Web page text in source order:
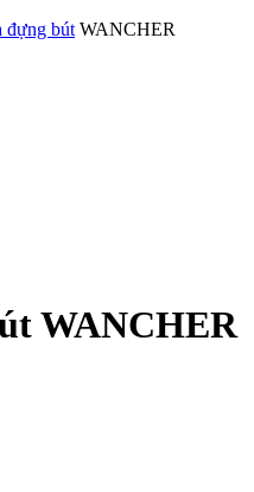
đựng bút WANCHER
WANCHER